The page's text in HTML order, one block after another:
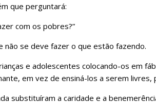
que perguntará:
com os pobres?”
não se deve fazer o que estão fazendo.
e adolescentes colocando-os em
em vez de ensiná-los a serem
substituíram a caridade e a